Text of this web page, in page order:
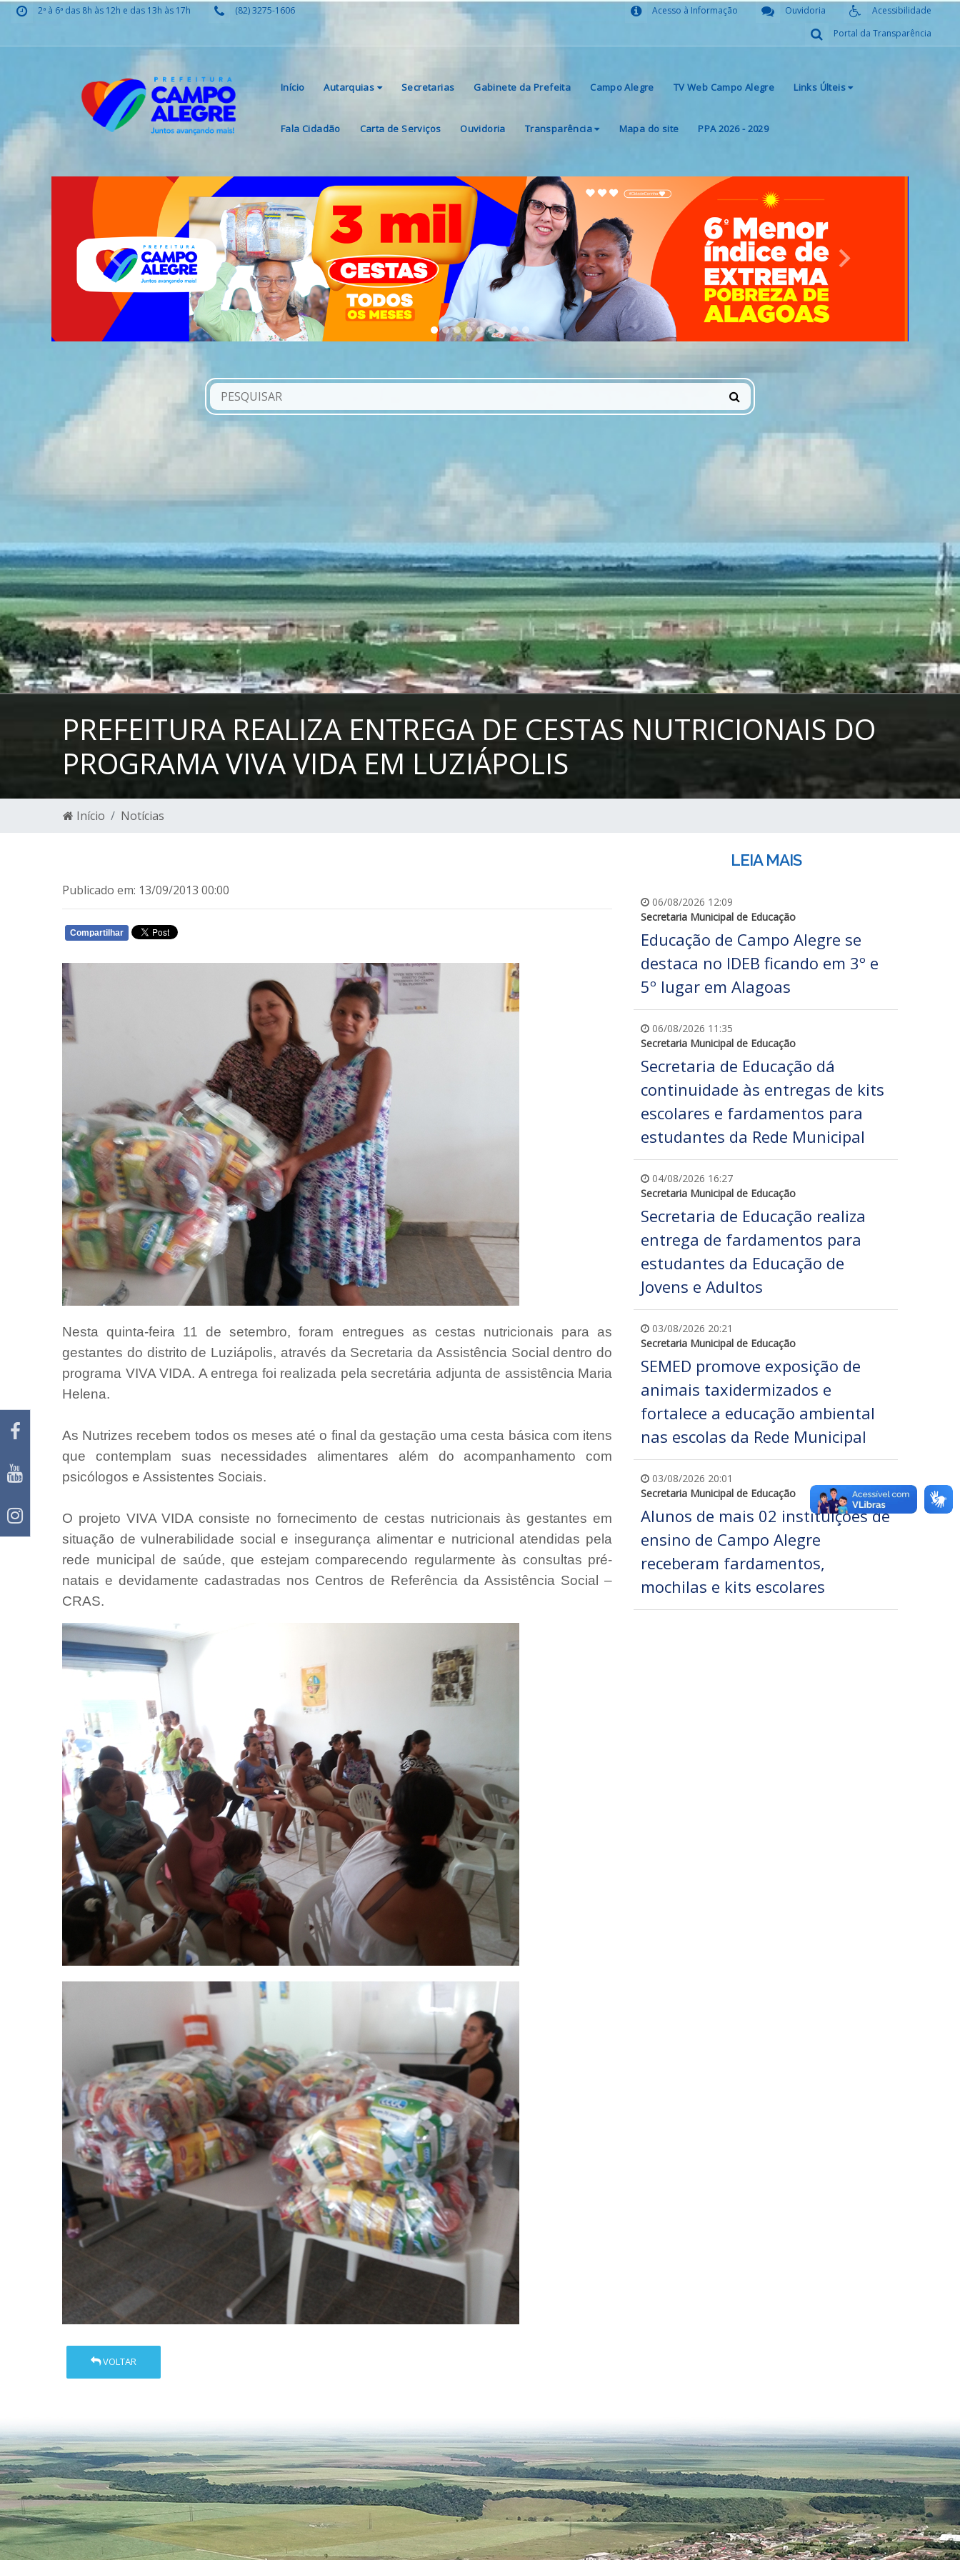
2ª à 6ª das 8h às 12h e das 13h às 17h (82) 3275-1606 Acessibilidade
Ouvidoria
Acesso à Informação
Portal da Transparência
Início Autarquias Secretarias Gabinete da Prefeita Campo Alegre TV Web Campo Alegre Links Últeis
Fala Cidadão Carta de Serviços Ouvidoria Transparência Mapa do site PPA 2026 - 2029
Previous Next
PREFEITURA REALIZA ENTREGA DE CESTAS NUTRICIONAIS DO
PROGRAMA VIVA VIDA EM LUZIÁPOLIS
Início Notícias
Publicado em: 13/09/2013 00:00
Compartilhar
Nesta quinta-feira 11 de setembro, foram entregues as cestas nutricionais para as
gestantes do distrito de Luziápolis, através da Secretaria da Assistência Social dentro do
programa VIVA VIDA. A entrega foi realizada pela secretária adjunta de assistência Maria
Helena.
As Nutrizes recebem todos os meses até o final da gestação uma cesta básica com itens
que contemplam suas necessidades alimentares além do acompanhamento com
psicólogos e Assistentes Sociais.
O projeto VIVA VIDA consiste no fornecimento de cestas nutricionais às gestantes em
situação de vulnerabilidade social e insegurança alimentar e nutricional atendidas pela
rede municipal de saúde, que estejam comparecendo regularmente às consultas pré-
natais e devidamente cadastradas nos Centros de Referência da Assistência Social –
CRAS.
VOLTAR
LEIA MAIS
06/08/2026 12:09
Secretaria Municipal de Educação
Educação de Campo Alegre se
destaca no IDEB ficando em 3º e
5º lugar em Alagoas
06/08/2026 11:35
Secretaria Municipal de Educação
Secretaria de Educação dá
continuidade às entregas de kits
escolares e fardamentos para
estudantes da Rede Municipal
04/08/2026 16:27
Secretaria Municipal de Educação
Secretaria de Educação realiza
entrega de fardamentos para
estudantes da Educação de
Jovens e Adultos
03/08/2026 20:21
Secretaria Municipal de Educação
SEMED promove exposição de
animais taxidermizados e
fortalece a educação ambiental
nas escolas da Rede Municipal
03/08/2026 20:01
Secretaria Municipal de Educação
Alunos de mais 02 instituições de
ensino de Campo Alegre
receberam fardamentos,
mochilas e kits escolares